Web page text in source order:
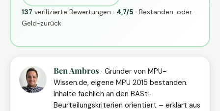
137 verifizierte Bewertungen · 4,7/5 · Bestanden-oder-
Geld-zurück
Ben Ambros · Gründer von MPU-
Wissen.de, eigene MPU 2015 bestanden.
Inhalte fachlich an den BASt-
Beurteilungskriterien orientiert – erklärt aus